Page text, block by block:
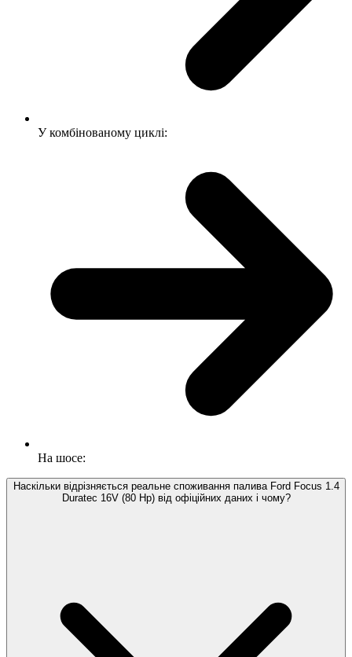
У комбінованому циклі:
На шосе:
Наскільки відрізняється реальне споживання палива Ford Focus 1.4
Duratec 16V (80 Hp) від офіційних даних і чому?